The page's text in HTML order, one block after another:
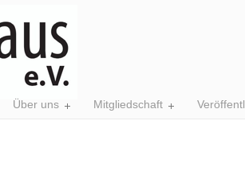
Über uns Mitgliedschaft